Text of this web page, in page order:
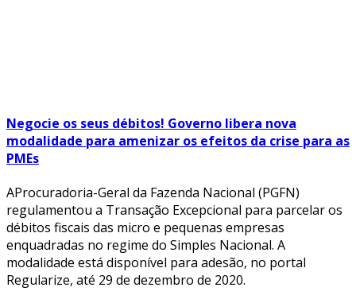
Negocie os seus débitos! Governo libera nova
modalidade para amenizar os efeitos da crise para as
PMEs
AProcuradoria-Geral da Fazenda Nacional (PGFN)
regulamentou a Transação Excepcional para parcelar os
débitos fiscais das micro e pequenas empresas
enquadradas no regime do Simples Nacional. A
modalidade está disponível para adesão, no portal
Regularize, até 29 de dezembro de 2020.